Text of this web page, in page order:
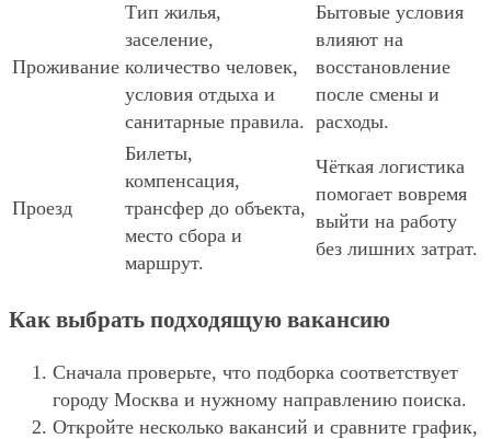
Проживание
Тип жилья,
заселение,
количество человек,
условия отдыха и
санитарные правила.
Бытовые условия
влияют на
восстановление
после смены и
расходы.
Проезд
Билеты,
компенсация,
трансфер до объекта,
место сбора и
маршрут.
Чёткая логистика
помогает вовремя
выйти на работу
без лишних затрат.
Как выбрать подходящую вакансию
Сначала проверьте, что подборка соответствует
городу Москва и нужному направлению поиска.
Откройте несколько вакансий и сравните график,